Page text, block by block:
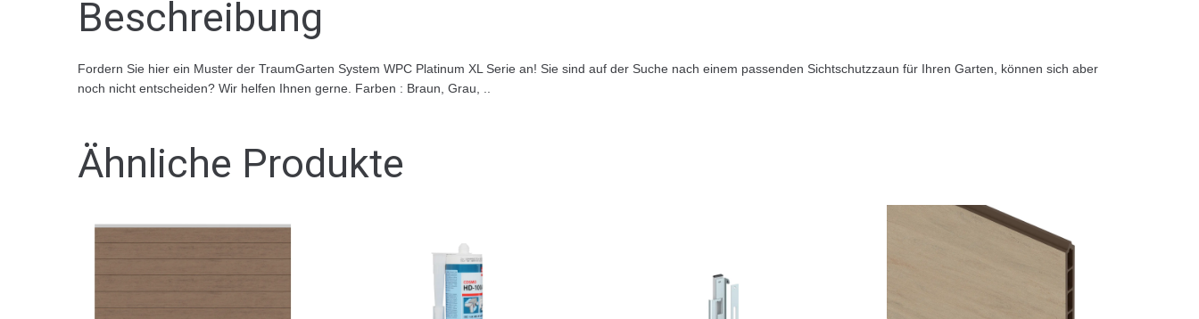
Beschreibung
Fordern Sie hier ein Muster der TraumGarten System WPC Platinum XL Serie an! Sie sind auf der Suche nach einem passenden Sichtschutzzaun für Ihren Garten, können sich aber
noch nicht entscheiden? Wir helfen Ihnen gerne. Farben : Braun, Grau, ..
Ähnliche Produkte